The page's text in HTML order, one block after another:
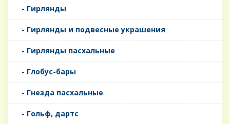
- Гирлянды
- Гирлянды и подвесные украшения
- Гирлянды пасхальные
- Глобус-бары
- Гнезда пасхальные
- Гольф, дартс